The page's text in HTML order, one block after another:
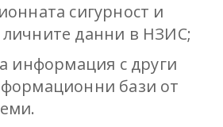
сигурност и
данни в НЗИС;
информация с други
бази от